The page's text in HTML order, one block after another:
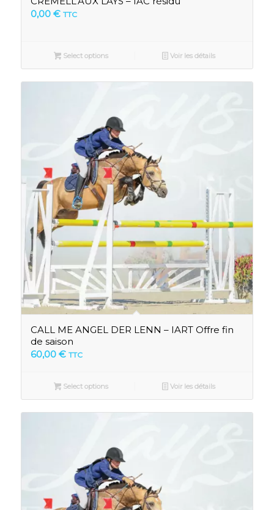
0,00 € TTC
Select options Voir les détails
CALL ME ANGEL DER LENN – IART Offre fin
de saison
60,00 € TTC
Select options Voir les détails